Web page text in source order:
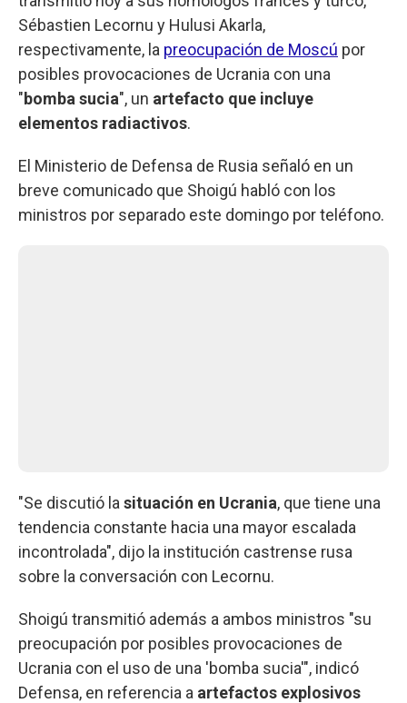
Sébastien Lecornu y Hulusi Akarla,
respectivamente, la preocupación de Moscú por
posibles provocaciones de Ucrania con una
"bomba sucia", un artefacto que incluye
elementos radiactivos.
El Ministerio de Defensa de Rusia señaló en un
breve comunicado que Shoigú habló con los
ministros por separado este domingo por teléfono.
"Se discutió la situación en Ucrania, que tiene una
tendencia constante hacia una mayor escalada
incontrolada", dijo la institución castrense rusa
sobre la conversación con Lecornu.
Shoigú transmitió además a ambos ministros "su
preocupación por posibles provocaciones de
Ucrania con el uso de una 'bomba sucia'", indicó
Defensa, en referencia a artefactos explosivos